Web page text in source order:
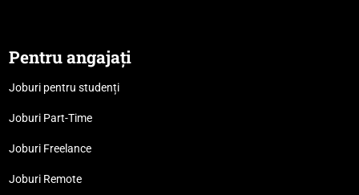
Pentru angajați
Joburi pentru studenți
Joburi Part-Time
Joburi Freelance
Joburi Remote